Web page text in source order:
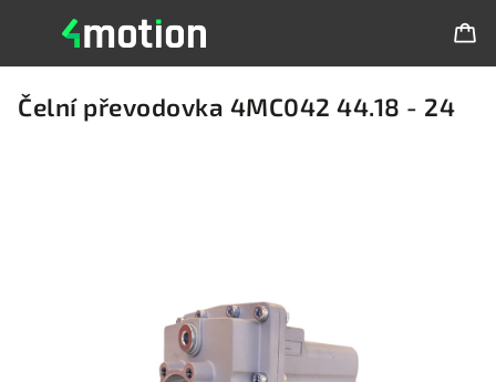
Čelní převodovka 4MC042 44.18 - 24